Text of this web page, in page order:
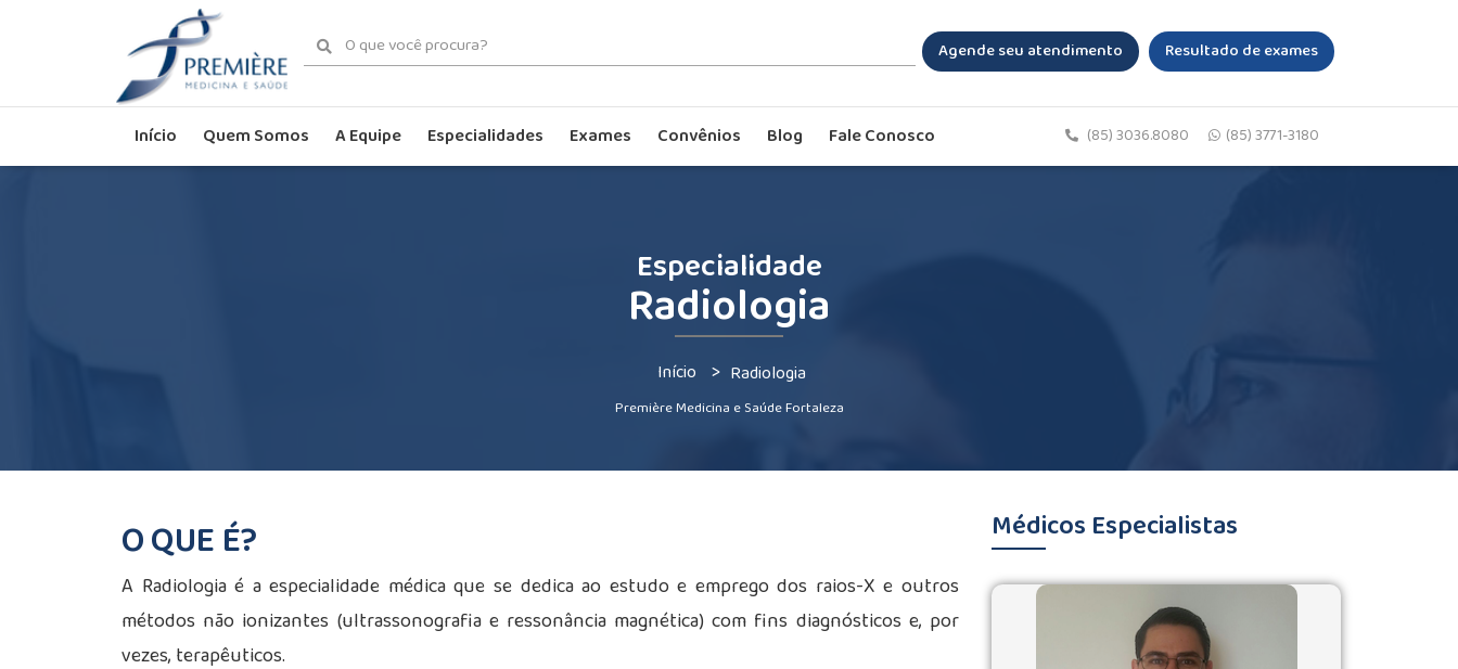
Agende seu atendimento Resultado de exames
Início Quem Somos A Equipe Especialidades Exames Convênios Blog Fale Conosco (85) 3036.8080 (85) 3771-3180
Especialidade
Radiologia
Início > Radiologia
Première Medicina e Saúde Fortaleza
O QUE É?
A Radiologia é a especialidade médica que se dedica ao estudo e emprego dos raios-X e outros
métodos não ionizantes (ultrassonografia e ressonância magnética) com fins diagnósticos e, por
vezes, terapêuticos.
Médicos Especialistas